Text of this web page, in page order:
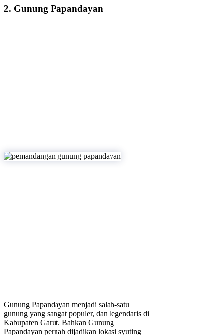
2. Gunung Papandayan
Gunung Papandayan menjadi salah-satu
gunung yang sangat populer, dan legendaris di
Kabupaten Garut. Bahkan Gunung
Papandayan pernah dijadikan lokasi syuting